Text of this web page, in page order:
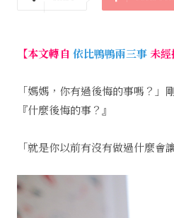
【本文轉自 依比鴨鴨兩三事 未經
「媽媽，你有過後悔的事嗎？
『什麼後悔的事？』
「就是你以前有沒有做過什麼會